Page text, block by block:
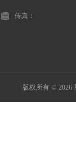
传真：
版权所有 ©